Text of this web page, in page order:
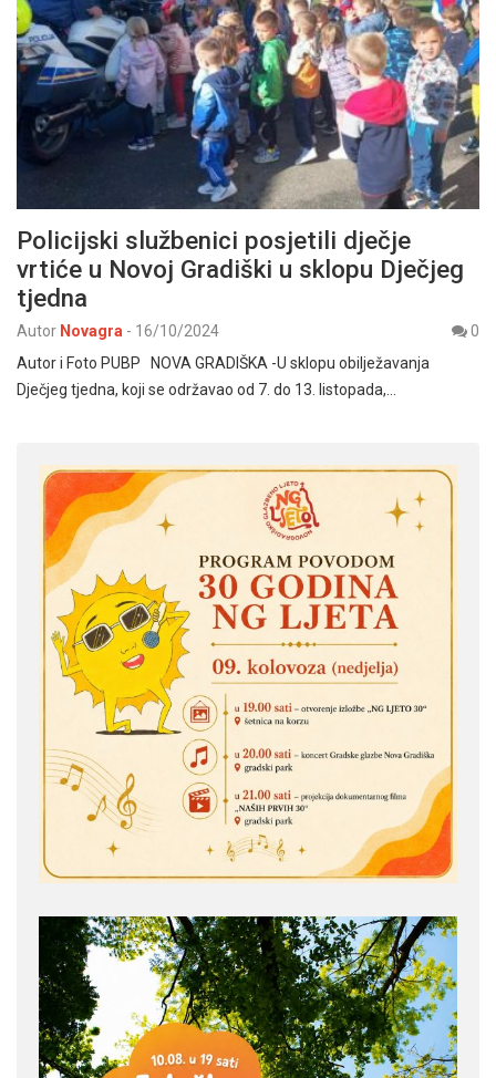
Policijski službenici posjetili dječje
vrtiće u Novoj Gradiški u sklopu Dječjeg
tjedna
Autor Novagra - 16/10/2024
0
Autor i Foto PUBP NOVA GRADIŠKA -U sklopu obilježavanja
Dječjeg tjedna, koji se održavao od 7. do 13. listopada,…